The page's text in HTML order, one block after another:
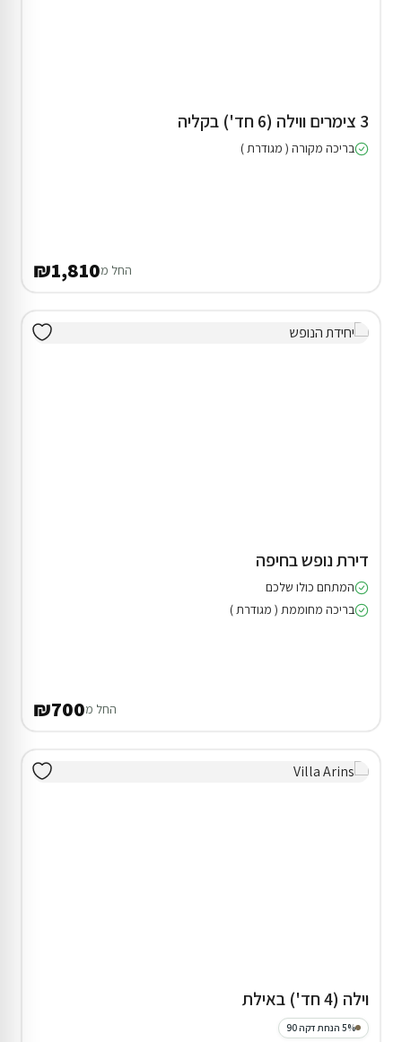
3 צימרים ווילה (6 חד') בקליה
בריכה מקורה ( מגודרת )
החל מ₪1,810
דירת נופש בחיפה
המתחם כולו שלכם
בריכה מחוממת ( מגודרת )
החל מ₪700
וילה (4 חד') באילת
5% הנחת דקה 90